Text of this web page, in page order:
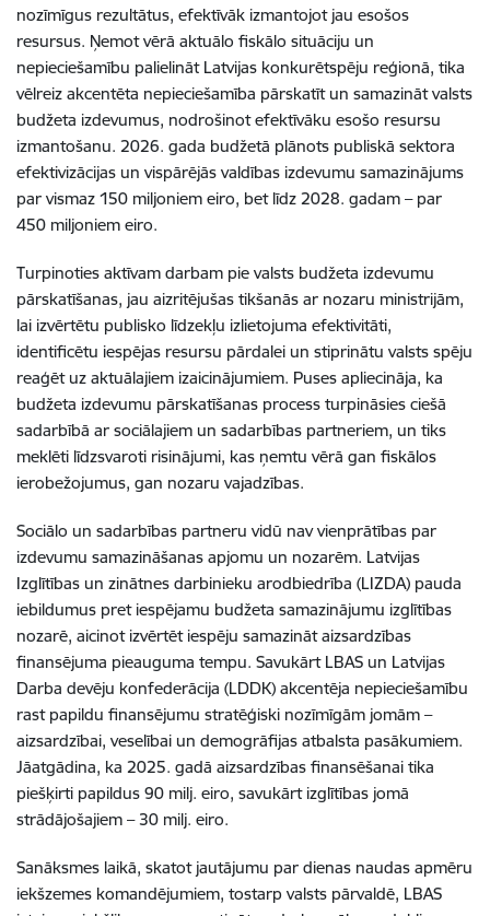
nozīmīgus rezultātus, efektīvāk izmantojot jau esošos
resursus. Ņemot vērā aktuālo fiskālo situāciju un
nepieciešamību palielināt Latvijas konkurētspēju reģionā, tika
vēlreiz akcentēta nepieciešamība pārskatīt un samazināt valsts
budžeta izdevumus, nodrošinot efektīvāku esošo resursu
izmantošanu. 2026. gada budžetā plānots publiskā sektora
efektivizācijas un vispārējās valdības izdevumu samazinājums
par vismaz 150 miljoniem eiro, bet līdz 2028. gadam – par
450 miljoniem eiro.
Turpinoties aktīvam darbam pie valsts budžeta izdevumu
pārskatīšanas, jau aizritējušas tikšanās ar nozaru ministrijām,
lai izvērtētu publisko līdzekļu izlietojuma efektivitāti,
identificētu iespējas resursu pārdalei un stiprinātu valsts spēju
reaģēt uz aktuālajiem izaicinājumiem. Puses apliecināja, ka
budžeta izdevumu pārskatīšanas process turpināsies ciešā
sadarbībā ar sociālajiem un sadarbības partneriem, un tiks
meklēti līdzsvaroti risinājumi, kas ņemtu vērā gan fiskālos
ierobežojumus, gan nozaru vajadzības.
Sociālo un sadarbības partneru vidū nav vienprātības par
izdevumu samazināšanas apjomu un nozarēm. Latvijas
Izglītības un zinātnes darbinieku arodbiedrība (LIZDA) pauda
iebildumus pret iespējamu budžeta samazinājumu izglītības
nozarē, aicinot izvērtēt iespēju samazināt aizsardzības
finansējuma pieauguma tempu. Savukārt LBAS un Latvijas
Darba devēju konfederācija (LDDK) akcentēja nepieciešamību
rast papildu finansējumu stratēģiski nozīmīgām jomām –
aizsardzībai, veselībai un demogrāfijas atbalsta pasākumiem.
Jāatgādina, ka 2025. gadā aizsardzības finansēšanai tika
piešķirti papildus 90 milj. eiro, savukārt izglītības jomā
strādājošajiem – 30 milj. eiro.
Sanāksmes laikā, skatot jautājumu par dienas naudas apmēru
iekšzemes komandējumiem, tostarp valsts pārvaldē, LBAS